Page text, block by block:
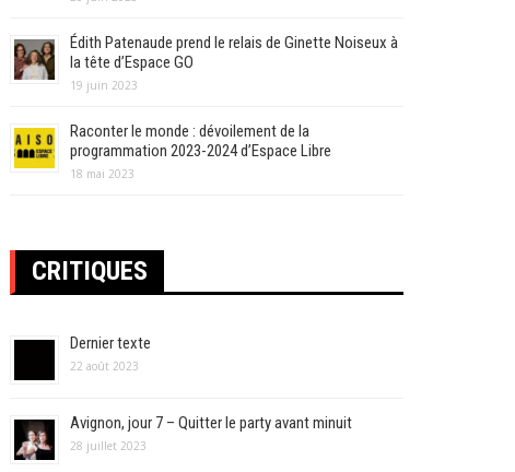
Édith Patenaude prend le relais de Ginette Noiseux à
la tête d’Espace GO
19 juin 2023
Raconter le monde : dévoilement de la
programmation 2023-2024 d’Espace Libre
18 mai 2023
CRITIQUES
Dernier texte
22 août 2023
Avignon, jour 7 – Quitter le party avant minuit
28 juillet 2023